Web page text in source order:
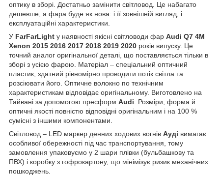
оптику в зборі. Достатньо замінити світловод. Це набагато
дешевше, а фара буде як нова: і її зовнішній вигляд, і
експлуатаційні характеристики.
У FarFarLight у наявності якісні світловоди фар Audi Q7 4M
Xenon 2015 2016 2017 2018 2019 2020 років випуску. Це
точний аналог оригінальної деталі, що поставляється тільки в
зборі з усією фарою. Матеріал – спеціальний оптичний
пластик, здатний рівномірно проводити потік світла та
розсіювати його. Оптичне волокно по технічним
характеристикам відповідає оригінальному. Виготовлено на
Тайвані за допомогою пресформ Audi. Розміри, форма й
оптичні якості повністю відповідні оригінальним і на 100 %
сумісні з іншими компонентами.
Світловод – LED маркер денних ходових вогнів Ауді вимагає
особливої обережності під час транспортування, тому
замовлення упаковуємо у 2 шари плівки (бульбашкову та
ПВХ) і коробку з гофрокартону, що мінімізує ризик механічних
пошкоджень.